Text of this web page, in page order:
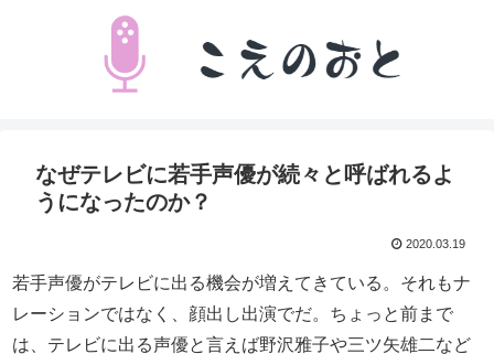
なぜテレビに若手声優が続々と呼ばれるよ
うになったのか？
2020.03.19
若手声優がテレビに出る機会が増えてきている。それもナ
レーションではなく、顔出し出演でだ。ちょっと前まで
は、テレビに出る声優と言えば野沢雅子や三ツ矢雄二など